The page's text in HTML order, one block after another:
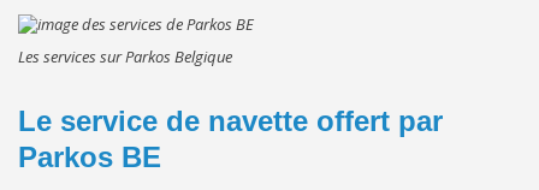
Les services sur Parkos Belgique
Le service de navette offert par
Parkos BE